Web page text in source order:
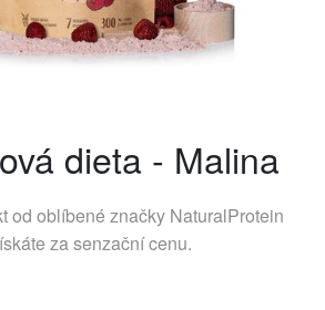
dieta - Malina
od oblíbené značky NaturalProtein
za senzační cenu.